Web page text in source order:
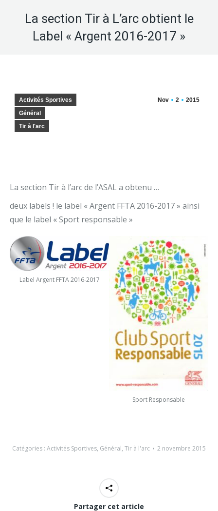
La section Tir à L’arc obtient le
Label « Argent 2016-2017 »
Nov 2 2015
Activités Sportives
Général
Tir à l'arc
La section Tir à l’arc de l’ASAL a obtenu …
deux labels ! le label « Argent FFTA 2016-2017 » ainsi
que le label « Sport responsable »
Label Argent FFTA 2016-2017
Sport Responsable
Catégories : Activités Sportives, Général, Tir à l'arc 2 novembre 2015
Partager cet article